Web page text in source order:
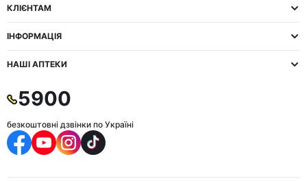
КЛІЄНТАМ
ІНФОРМАЦІЯ
НАШІ АПТЕКИ
5900
безкоштовні дзвінки по Україні